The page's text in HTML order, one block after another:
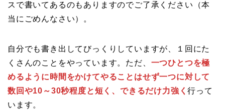
スで書いてあるのもありますのでご了承ください（本
当にごめんなさい）。
自分でも書き出してびっくりしていますが、１回にた
くさんのことをやっています。ただ、 一つひとつを極
めるように時間をかけてやることはせず一つに対して
数回や10～30秒程度と短く、できるだけ力強く行って
います。